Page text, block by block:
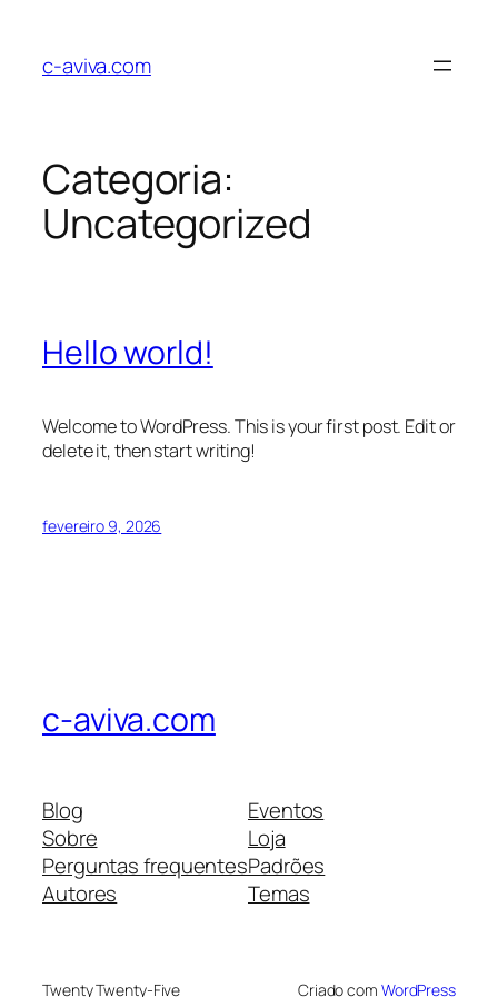
c-aviva.com
Categoria:
Uncategorized
Hello world!
Welcome to WordPress. This is your first post. Edit or
delete it, then start writing!
fevereiro 9, 2026
c-aviva.com
Blog
Sobre
Perguntas frequentes
Autores
Eventos
Loja
Padrões
Temas
Twenty Twenty-Five Criado com WordPress